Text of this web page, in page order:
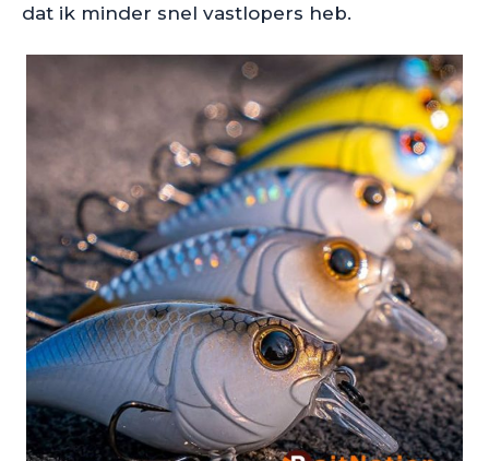
dat ik minder snel vastlopers heb.